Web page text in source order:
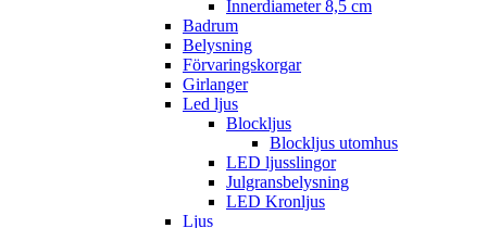
Innerdiameter 8,5 cm
Badrum
Belysning
Förvaringskorgar
Girlanger
Led ljus
Blockljus
Blockljus utomhus
LED ljusslingor
Julgransbelysning
LED Kronljus
Ljus